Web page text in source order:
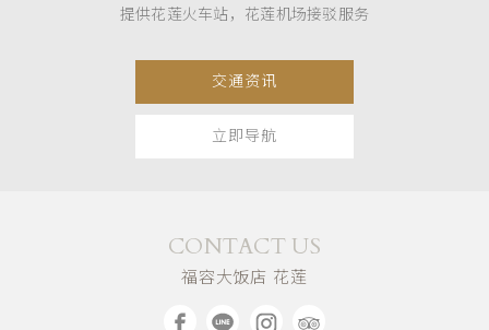
提供花莲火车站，花莲机场接驳服务
交通资讯
立即导航
CONTACT US
福容大饭店 花莲